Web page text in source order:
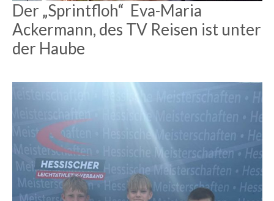
Der „Sprintfloh“ Eva-Maria
Ackermann, des TV Reisen ist unter
der Haube